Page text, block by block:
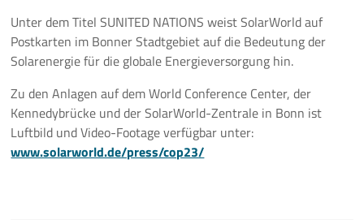
Unter dem Titel SUNITED NATIONS weist SolarWorld auf
Postkarten im Bonner Stadtgebiet auf die Bedeutung der
Solarenergie für die globale Energieversorgung hin.
Zu den Anlagen auf dem World Conference Center, der
Kennedybrücke und der SolarWorld-Zentrale in Bonn ist
Luftbild und Video-Footage verfügbar unter:
www.solarworld.de/press/cop23/